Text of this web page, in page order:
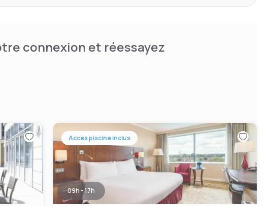
connexion et réessayez
Accès piscine inclus
09h - 17h